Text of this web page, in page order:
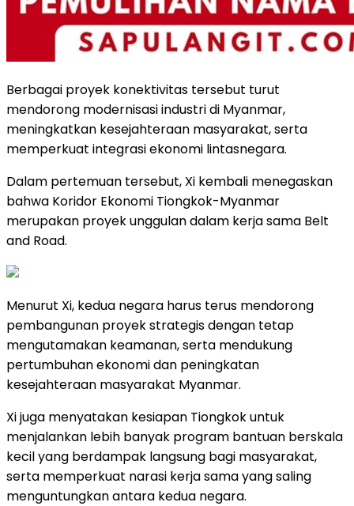
Berbagai proyek konektivitas tersebut turut
mendorong modernisasi industri di Myanmar,
meningkatkan kesejahteraan masyarakat, serta
memperkuat integrasi ekonomi lintasnegara.
Dalam pertemuan tersebut, Xi kembali menegaskan
bahwa Koridor Ekonomi Tiongkok-Myanmar
merupakan proyek unggulan dalam kerja sama Belt
and Road.
Menurut Xi, kedua negara harus terus mendorong
pembangunan proyek strategis dengan tetap
mengutamakan keamanan, serta mendukung
pertumbuhan ekonomi dan peningkatan
kesejahteraan masyarakat Myanmar.
Xi juga menyatakan kesiapan Tiongkok untuk
menjalankan lebih banyak program bantuan berskala
kecil yang berdampak langsung bagi masyarakat,
serta memperkuat narasi kerja sama yang saling
menguntungkan antara kedua negara.